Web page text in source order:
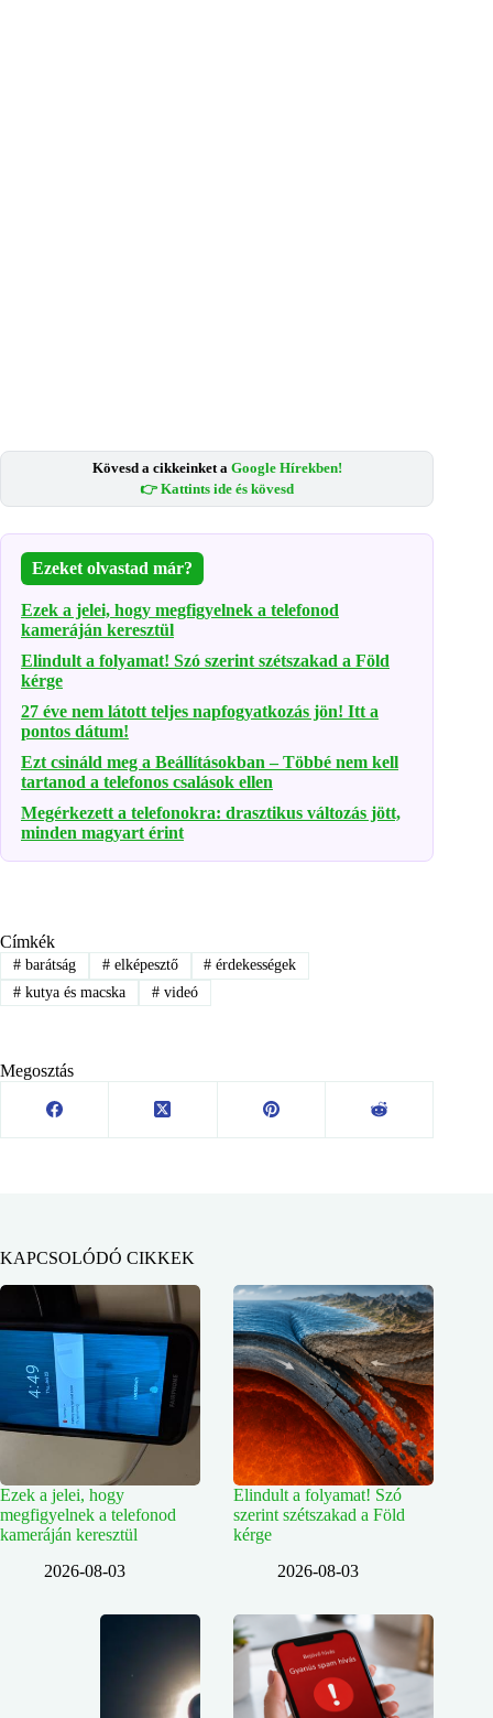
Kövesd a cikkeinket a Google Hírekben!
👉 Kattints ide és kövesd
Ezeket olvastad már?
Ezek a jelei, hogy megfigyelnek a telefonod
kameráján keresztül
Elindult a folyamat! Szó szerint szétszakad a Föld
kérge
27 éve nem látott teljes napfogyatkozás jön! Itt a
pontos dátum!
Ezt csináld meg a Beállításokban – Többé nem kell
tartanod a telefonos csalások ellen
Megérkezett a telefonokra: drasztikus változás jött,
minden magyart érint
Címkék
#barátság #elképesztő # érdekességek
#kutya és macska #videó
Megosztás
KAPCSOLÓDÓ CIKKEK
Ezek a jelei, hogy
megfigyelnek a telefonod
kameráján keresztül
2026-08-03
Elindult a folyamat! Szó
szerint szétszakad a Föld
kérge
2026-08-03